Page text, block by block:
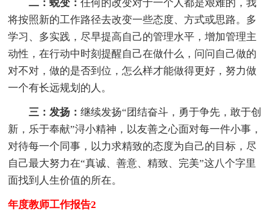
二：蜕变：任何的改变对于一个人都是艰难的，我
将按照新的工作路径去改变一些态度、方式或思路。多
学习、多实践，尽早提高自己的管理水平，增加管理主
动性，在行动中时刻提醒自己在做什么，问问自己做的
对不对，做的是否到位，怎么样才能做得更好，努力做
一个有长远规划的人。
三：发扬：继续发扬“团结奋斗，勇于争先，敢于创
新，乐于奉献”浔小精神，以友善之心面对每一件小事，
对待每一个同事，以力求精致的态度为自己的目标，尽
自己最大努力在“真诚、善意、精致、完美”这八个字里
面找到人生价值的所在。
年度教师工作报告2